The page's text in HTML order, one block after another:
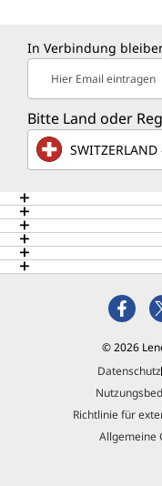
In Verbindung
Hier Email eintragen
Bitte Land oder
© 2026
Datenschutz
Richtlinie für
Allgemeine